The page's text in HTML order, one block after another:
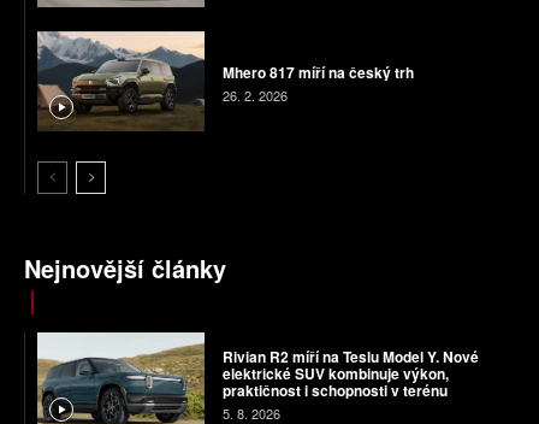
Mhero 817 míří na český trh
26. 2. 2026
Nejnovější články
Rivian R2 míří na Teslu Model Y. Nové
elektrické SUV kombinuje výkon,
praktičnost i schopnosti v terénu
5. 8. 2026